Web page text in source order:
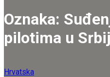
Oznaka:
pilotima u
Hrvatska